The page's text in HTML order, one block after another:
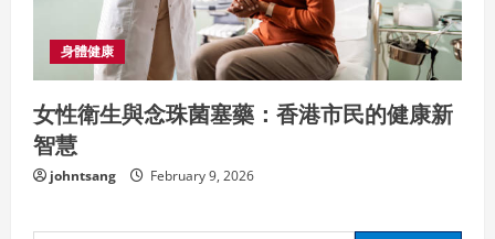
身體健康
女性衛生與念珠菌塞藥：香港市民的健康新
智慧
johntsang February 9, 2026